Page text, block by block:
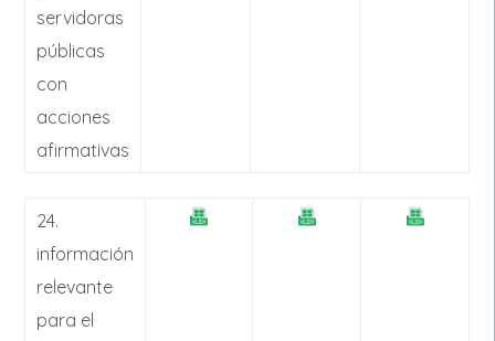
servidoras
públicas
con
acciones
afirmativas
24.
información
relevante
para el